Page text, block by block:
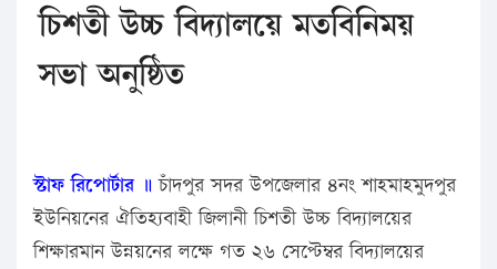
চিশতী উচ্চ বিদ্যালয়ে মতবিনিময়
সভা অনুষ্ঠিত
স্টাফ রিপোর্টার ॥ চাঁদপুর সদর উপজেলার ৪নং শাহমাহমুদপুর
ইউনিয়নের ঐতিহ্যবাহী জিলানী চিশতী উচ্চ বিদ্যালয়ের
শিক্ষারমান উন্নয়নের লক্ষে গত ২৬ সেপ্টেম্বর বিদ্যালয়ের